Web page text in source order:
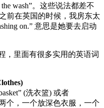
wash”。这些说法都差不
前在英国的时候，我房东太
on.” 意思是她要去启动
，里面有很多实用的英语词
(洗衣篮) 或者
个，一个放深色衣服，一个